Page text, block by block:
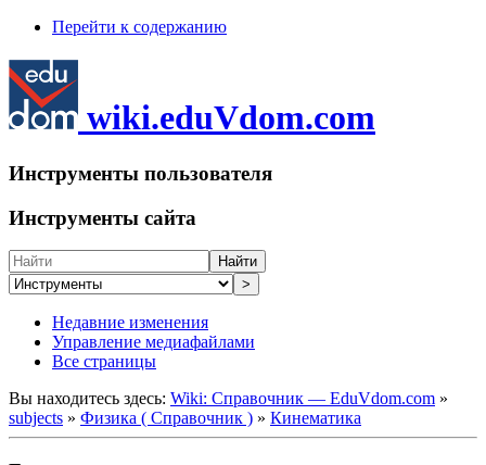
Перейти к содержанию
wiki.eduVdom.com
Инструменты пользователя
Инструменты сайта
Найти
>
Недавние изменения
Управление медиафайлами
Все страницы
Вы находитесь здесь: Wiki: Справочник — EduVdom.com »
subjects » Физика ( Справочник ) » Кинематика